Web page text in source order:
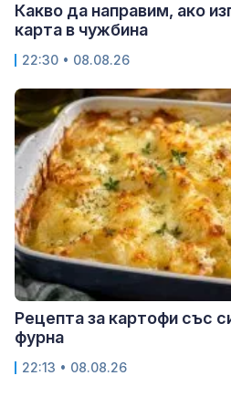
Какво да направим, ако
карта в чужбина
22:30 • 08.08.26
Рецепта за картофи със
фурна
22:13 • 08.08.26